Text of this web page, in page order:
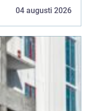
teknik, mat,
04 augusti 2026